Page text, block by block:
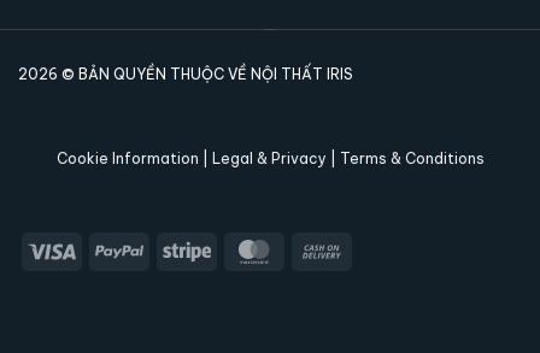
2026 © BẢN QUYỀN THUỘC VỀ NỘI THẤT IRIS
Cookie Information | Legal & Privacy | Terms & Conditions